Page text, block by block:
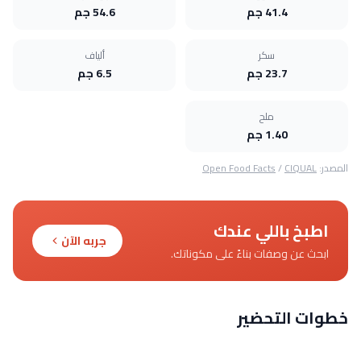
41.4 جم 54.6 جم
سكر
23.7 جم
ألياف
6.5 جم
ملح
1.40 جم
المصدر: Open Food Facts/CIQUAL
اطبخ باللي عندك
ابحث عن وصفات بناءً على مكوناتك.
جربه الآن
خطوات التحضير